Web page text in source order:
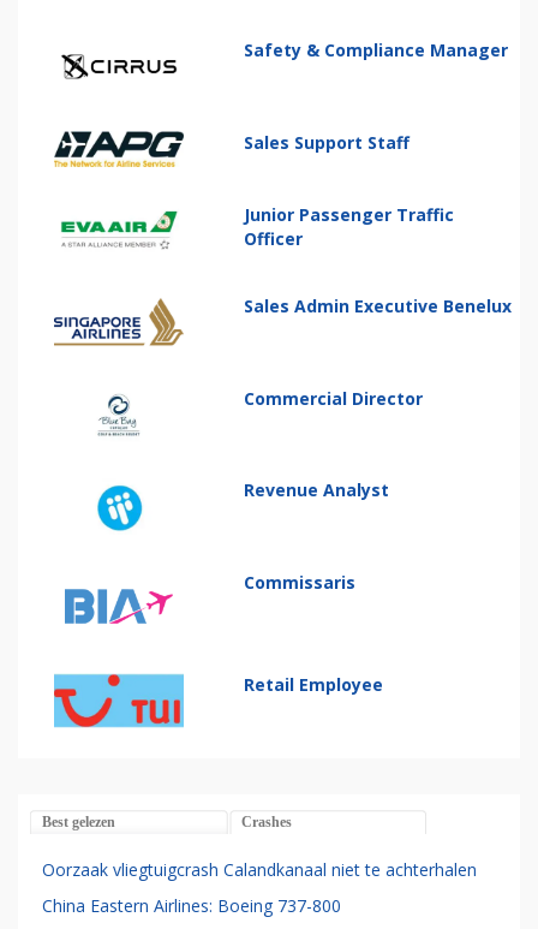
Safety & Compliance Manager
Sales Support Staff
Junior Passenger Traffic
Officer
Sales Admin Executive Benelux
Commercial Director
Revenue Analyst
Commissaris
Retail Employee
Best gelezen Crashes
Oorzaak vliegtuigcrash Calandkanaal niet te achterhalen
China Eastern Airlines: Boeing 737-800